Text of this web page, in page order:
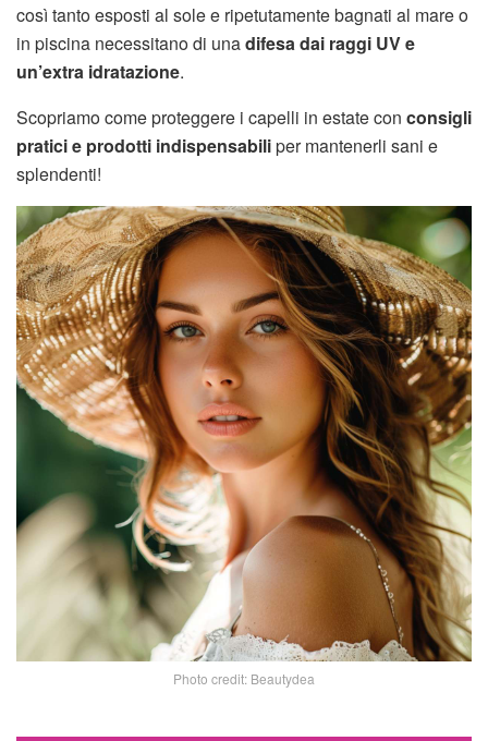
così tanto esposti al sole e ripetutamente bagnati al mare o
in piscina necessitano di unadifesa dai raggi UV e
un’extra idratazione.
Scopriamo come proteggere i capelli in estate con consigli
pratici e prodotti indispensabiliper mantenerli sani e
splendenti!
Photo credit: Beautydea